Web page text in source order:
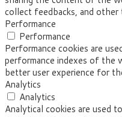
collect feedbacks, and
Performance
Performance
Performance cookies are
performance indexes of the
better user experience for
Analytics
Analytics
Analytical cookies are used